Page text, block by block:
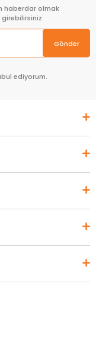
haberdar olmak
Gönder
ediyorum.